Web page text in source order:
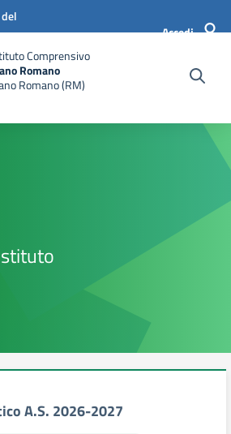
Accedi
Comprensivo
Romano
Romano (RM)
A.S. 2026-2027